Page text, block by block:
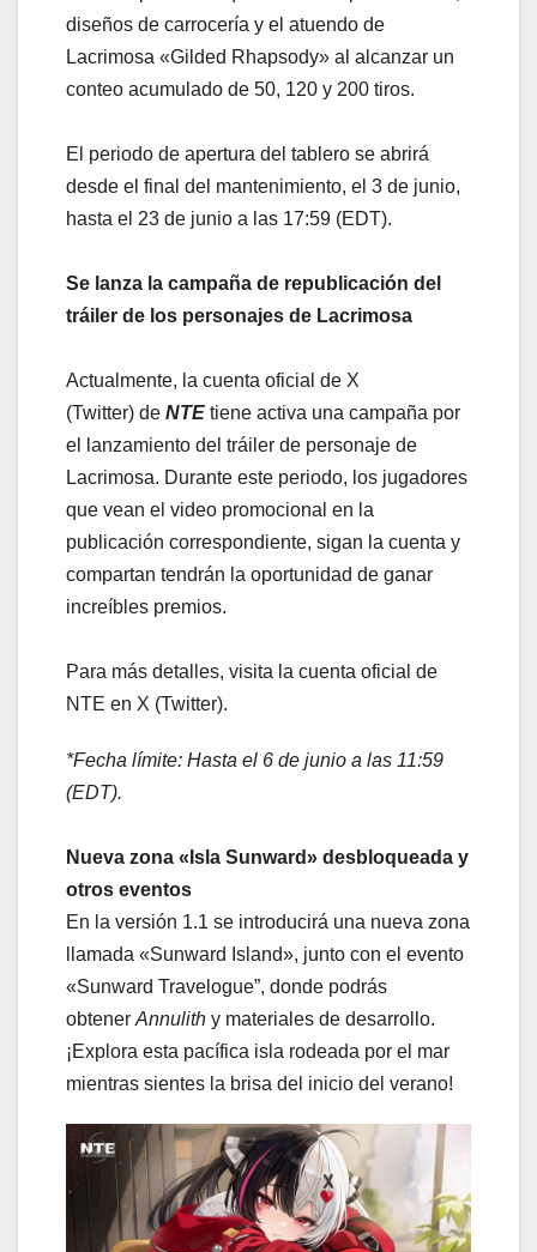
diseños de carrocería y el atuendo de
Lacrimosa «Gilded Rhapsody» al alcanzar un
conteo acumulado de 50, 120 y 200 tiros.
El periodo de apertura del tablero se abrirá
desde el final del mantenimiento, el 3 de junio,
hasta el 23 de junio a las 17:59 (EDT).
Se lanza la campaña de republicación del
tráiler de los personajes de Lacrimosa
Actualmente, la cuenta oficial de X
(Twitter) de NTE tiene activa una campaña por
el lanzamiento del tráiler de personaje de
Lacrimosa. Durante este periodo, los jugadores
que vean el video promocional en la
publicación correspondiente, sigan la cuenta y
compartan tendrán la oportunidad de ganar
increíbles premios.
Para más detalles, visita la cuenta oficial de
NTE en X (Twitter).
*Fecha límite: Hasta el 6 de junio a las 11:59
(EDT).
Nueva zona «Isla Sunward» desbloqueada y
otros eventos
En la versión 1.1 se introducirá una nueva zona
llamada «Sunward Island», junto con el evento
«Sunward Travelogue”, donde podrás
obtener Annulith y materiales de desarrollo.
¡Explora esta pacífica isla rodeada por el mar
mientras sientes la brisa del inicio del verano!